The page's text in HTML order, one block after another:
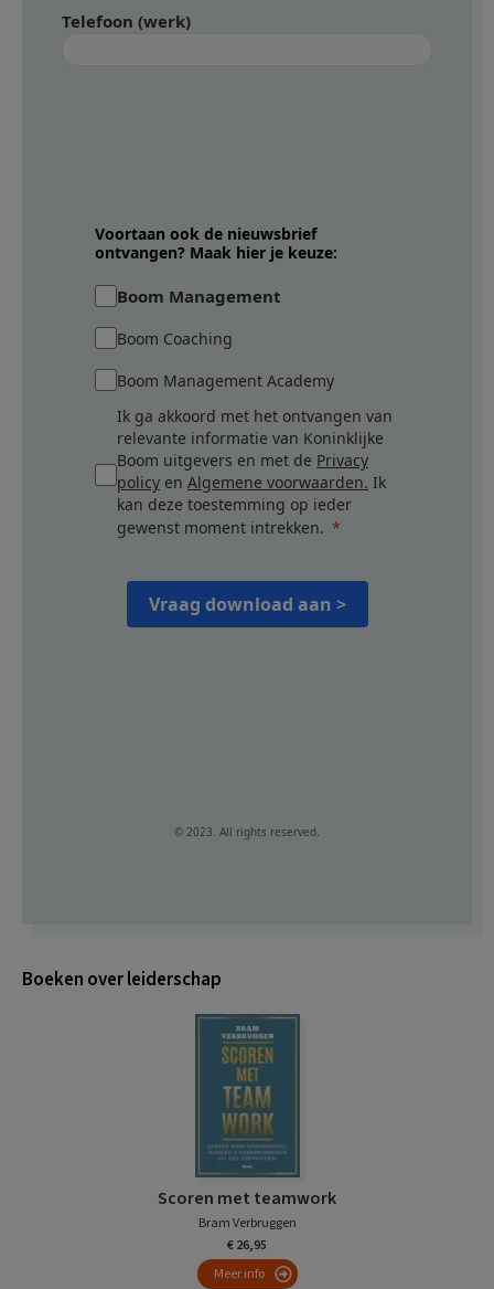
Telefoon (werk)
Voortaan ook de nieuwsbrief
ontvangen? Maak hier je keuze:
Boom Management
Boom Coaching
Boom Management Academy
Ik ga akkoord met het ontvangen van
relevante informatie van Koninklijke
Boom uitgevers en met de Privacy
policy en Algemene voorwaarden. Ik
kan deze toestemming op ieder
gewenst moment intrekken.
Vraag download aan >
© 2023. All rights reserved.
Boeken over leiderschap
Scoren met teamwork
Bram Verbruggen
€ 26,95
Meer info